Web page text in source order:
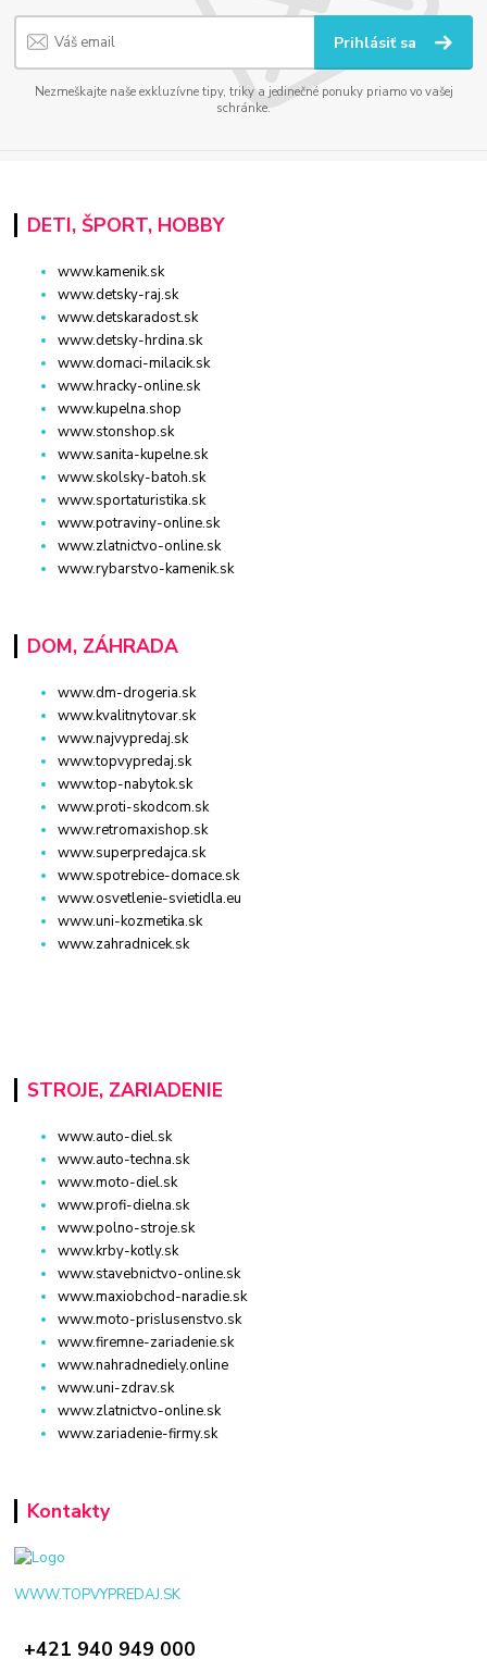
Prihlásiť sa
Nezmeškajte naše exkluzívne tipy, triky a jedinečné ponuky priamo vo vašej
schránke.
DETI, ŠPORT, HOBBY
www.kamenik.sk
www.detsky-raj.sk
www.detskaradost.sk
www.detsky-hrdina.sk
www.domaci-milacik.sk
www.hracky-online.sk
www.kupelna.shop
www.stonshop.sk
www.sanita-kupelne.sk
www.skolsky-batoh.sk
www.sportaturistika.sk
www.potraviny-online.sk
www.zlatnictvo-online.sk
www.rybarstvo-kamenik.sk
DOM, ZÁHRADA
www.dm-drogeria.sk
www.kvalitnytovar.sk
www.najvypredaj.sk
www.topvypredaj.sk
www.top-nabytok.sk
www.proti-skodcom.sk
www.retromaxishop.sk
www.superpredajca.sk
www.spotrebice-domace.sk
www.osvetlenie-svietidla.eu
www.uni-kozmetika.sk
www.zahradnicek.sk
STROJE, ZARIADENIE
www.auto-diel.sk
www.auto-techna.sk
www.moto-diel.sk
www.profi-dielna.sk
www.polno-stroje.sk
www.krby-kotly.sk
www.stavebnictvo-online.sk
www.maxiobchod-naradie.sk
www.moto-prislusenstvo.sk
www.firemne-zariadenie.sk
www.nahradnediely.online
www.uni-zdrav.sk
www.zlatnictvo-online.sk
www.zariadenie-firmy.sk
Kontakty
WWW.TOPVYPREDAJ.SK
+421 940 949 000